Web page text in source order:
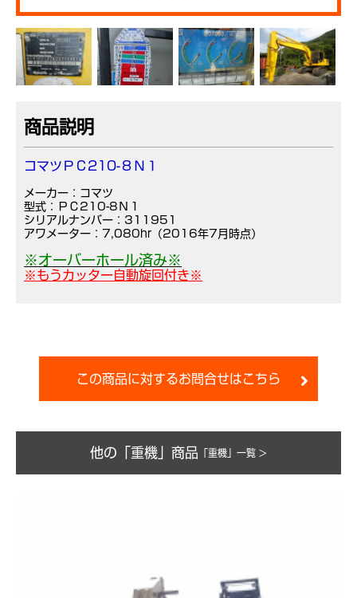
商品説明
コマツＰＣ210-８Ｎ１
メーカー：コマツ
型式：ＰＣ210-8Ｎ１
シリアルナンバー：311951
アワメーター：7,080hr（2016年7月時点）
※オーバーホール済み※
※もうカッター自動旋回付き※
この商品に対するお問合せはこちら
他の「重機」商品 「重機」一覧 >